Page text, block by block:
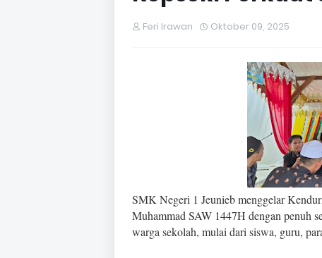
Feri Irawan Oktober 09, 2025
SMK Negeri 1 Jeunieb menggelar
Muhammad SAW 1447H dengan penuh
warga sekolah, mulai dari siswa, guru,